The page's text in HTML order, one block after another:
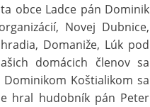
obce Ladce pán Dominik
Novej Dubnice,
Domaniže, Lúk pod
domácich členov sa
Koštialikom sa
hral hudobník pán Peter